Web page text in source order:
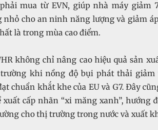
mua từ EVN, giúp nhà máy giảm
nhỏ cho an ninh năng lượng và giảm
là trong mùa cao điểm.
không chỉ nâng cao hiệu quả sản
khi nồng độ bụi phát thải giảm
chuẩn khắt khe của EU và G7. Đây
xuất cấp nhãn “xi măng xanh”, hướng
cho thị trường trong nước và xuất